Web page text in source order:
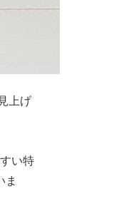
上げ
い特
ま